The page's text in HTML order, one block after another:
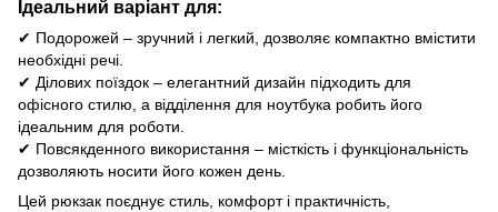
Ідеальний варіант для:
✔ Подорожей – зручний і легкий, дозволяє компактно вмістити
необхідні речі.
✔ Ділових поїздок – елегантний дизайн підходить для
офісного стилю, а відділення для ноутбука робить його
ідеальним для роботи.
✔ Повсякденного використання – місткість і функціональність
дозволяють носити його кожен день.
Цей рюкзак поєднує стиль, комфорт і практичність,